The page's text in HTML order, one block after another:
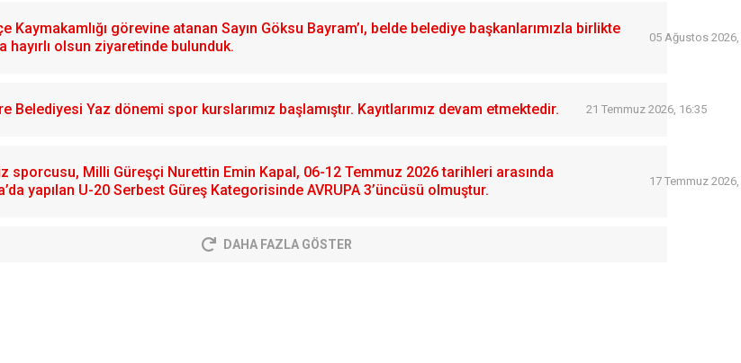
Kaymakamlığı görevine atanan Sayın Göksu Bayram’ı, belde belediye başkanlarımızla birlikte
hayırlı olsun ziyaretinde bulunduk.
05 Ağustos 2026,
Belediyesi Yaz dönemi spor kurslarımız başlamıştır. Kayıtlarımız devam etmektedir. 21 Temmuz 2026, 16:35
sporcusu, Milli Güreşçi Nurettin Emin Kapal, 06-12 Temmuz 2026 tarihleri arasında
yapılan U-20 Serbest Güreş Kategorisinde AVRUPA 3’üncüsü olmuştur.
17 Temmuz
DAHA FAZLA GÖSTER